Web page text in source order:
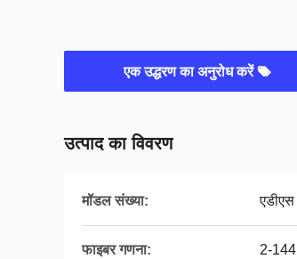
एक उद्धरण का अनुरोध करें
उत्पाद का विवरण
मॉडल संख्या: एडीएस
फाइबर गणना: 2-144